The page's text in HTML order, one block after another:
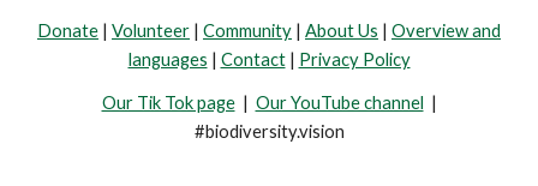
Donate | Volunteer | Community | About Us | Overview and
languages | Contact| Privacy Policy
Our Tik Tok page| Our YouTube channel |
#biodiversity.vision